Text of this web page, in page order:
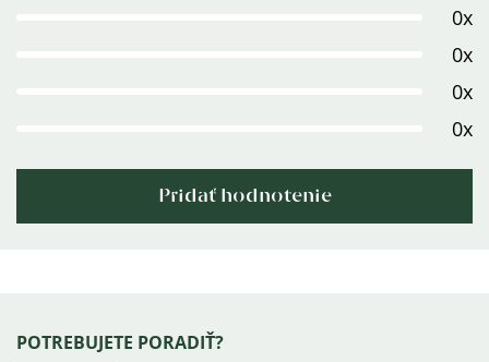
0x
0x
0x
0x
Pridať hodnotenie
Zápätie
POTREBUJETE PORADIŤ?